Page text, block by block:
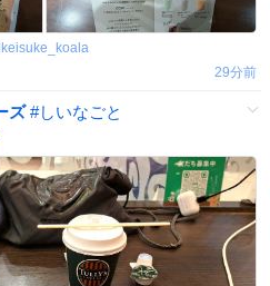
keisuke_koala
29分前
ズ #しいなごと